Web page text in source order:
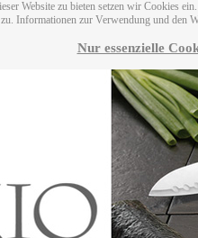
Website zu bieten setzen wir Cookies
zu. Informationen zur Verwendung und den
Nur essenzielle